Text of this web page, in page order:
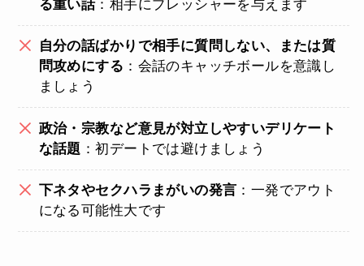
る重い話：相手にプレッシャーを与えます
自分の話ばかりで相手に質問しない、または質
問攻めにする ：会話のキャッチボールを意識し
ましょう
政治・宗教など意見が対立しやすいデリケート
な話題 ：初デートでは避けましょう
下ネタやセクハラまがいの発言 ：一発でアウト
になる可能性大です